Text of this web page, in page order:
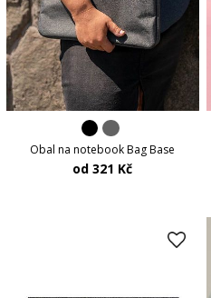
Obal na notebook Bag Base
od 321 Kč